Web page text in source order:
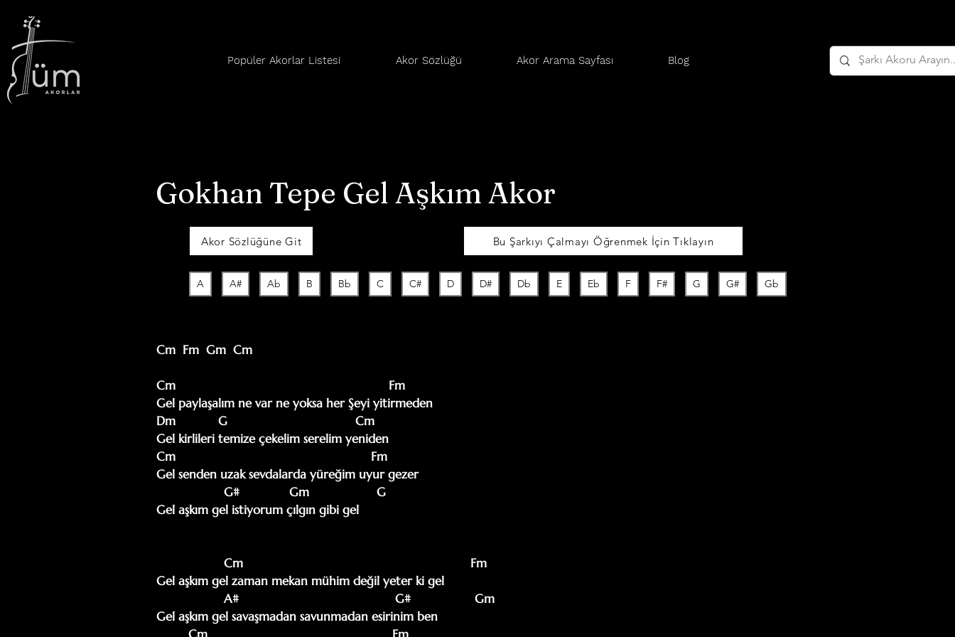
Popüler Akorlar Listesi Akor Sözlüğü Akor Arama Sayfası Blog
Gokhan Tepe Gel Aşkım Akor
Akor Sözlüğüne Git Bu Şarkıyı Çalmayı Öğrenmek İçin Tıklayın
A A# Ab B Bb C C# D D# Db E Eb F F# G G# Gb
Cm  Fm  Gm  Cm
Cm                                                            Fm
Gel paylaşalım ne var ne yoksa her Şeyi yitirmeden
Dm            G                                    Cm
Gel kirlileri temize çekelim serelim yeniden
Cm                                                       Fm
Gel senden uzak sevdalarda yüreğim uyur gezer
Gel aşkım gel istiyorum çılgın gibi gel
Gel aşkım gel zaman mekan mühim değil yeter ki gel
                   A#                                            G#                  Gm
Gel aşkım gel savaşmadan savunmadan esirinim ben